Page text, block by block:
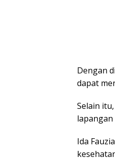
Dengan
dapat
Selain
Ida